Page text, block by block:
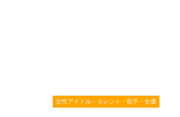
女性アイドル・タレント・歌手・女優